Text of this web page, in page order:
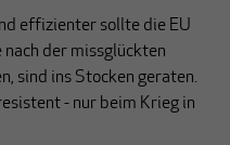
effizienter sollte die EU
nach der missglückten
sind ins Stocken geraten.
- nur beim Krieg in